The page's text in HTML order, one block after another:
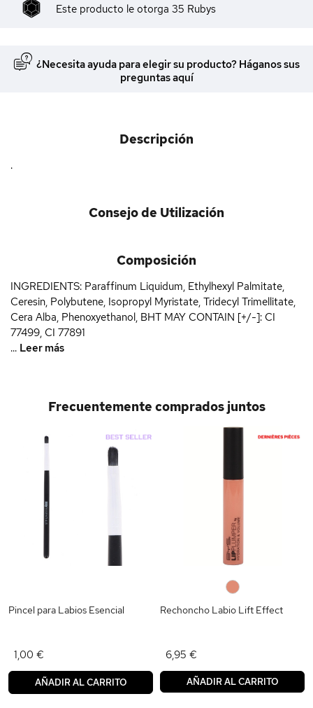
Este producto le otorga 35 Rubys
¿Necesita ayuda para elegir su producto? Háganos sus
preguntas aquí
Descripción
.
Consejo de Utilización
Composición
INGREDIENTS: Paraffinum Liquidum, Ethylhexyl Palmitate,
Ceresin, Polybutene, Isopropyl Myristate, Tridecyl Trimellitate,
Cera Alba, Phenoxyethanol, BHT MAY CONTAIN [+/-]: CI
77499, CI 77891
... Leer más
Frecuentemente comprados juntos
Pincel para Labios Esencial
1,00 €
AÑADIR AL CARRITO
Rechoncho Labio Lift Effect
6,95 €
AÑADIR AL CARRITO